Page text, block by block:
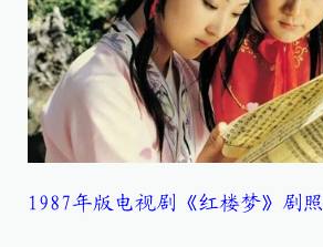
1987年版电视剧《红楼梦》剧照